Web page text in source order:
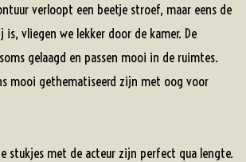
verloopt een beetje stroef, maar eens de
is, vliegen we lekker door de kamer. De
gelaagd en passen mooi in de ruimtes.
mooi gethematiseerd zijn met oog voor
stukjes met de acteur zijn perfect qua lengte.